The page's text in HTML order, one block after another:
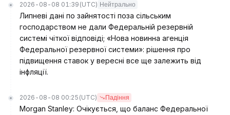
2026-08-08 01:39 (UTC) Нейтрально
Липневі дані по зайнятості поза сільським
господарством не дали Федеральній резервній
системі чіткої відповіді; «Нова новинна агенція
Федеральної резервної системи»: рішення про
підвищення ставок у вересні все ще залежить від
інфляції.
2026-08-08 00:25 (UTC) Падіння
Morgan Stanley: Очікується, що баланс Федеральної